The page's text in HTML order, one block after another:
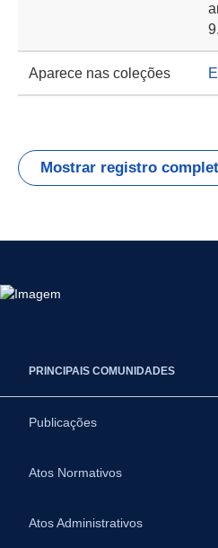
Aparece nas coleções
Mostrar registro
PRINCIPAIS COMUNIDADES
Publicações
Atos Normativos
Atos Administrativos